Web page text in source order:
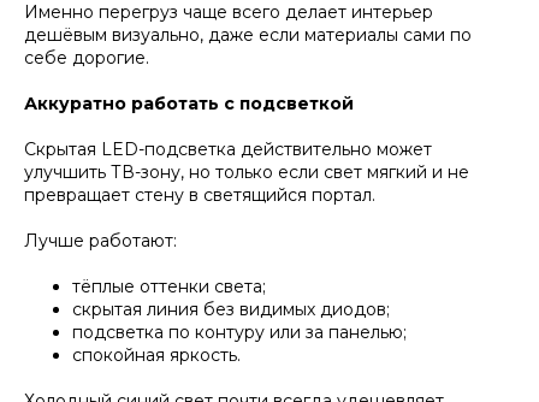
Именно перегруз чаще всего делает интерьер
дешёвым визуально, даже если материалы сами по
себе дорогие.
Аккуратно работать с подсветкой
Скрытая LED-подсветка действительно может
улучшить ТВ-зону, но только если свет мягкий и не
превращает стену в светящийся портал.
Лучше работают:
тёплые оттенки света;
скрытая линия без видимых диодов;
подсветка по контуру или за панелью;
спокойная яркость.